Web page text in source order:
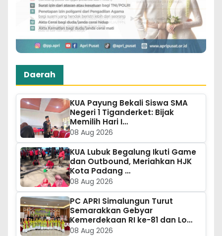
Daerah
KUA Payung Bekali Siswa SMA
Negeri 1 Tiganderket: Bijak
Memilih Hari I…
08 Aug 2026
KUA Lubuk Begalung Ikuti Game
dan Outbound, Meriahkan HJK
Kota Padang …
08 Aug 2026
PC APRI Simalungun Turut
Semarakkan Gebyar
Kemerdekaan RI ke-81 dan Lo…
08 Aug 2026